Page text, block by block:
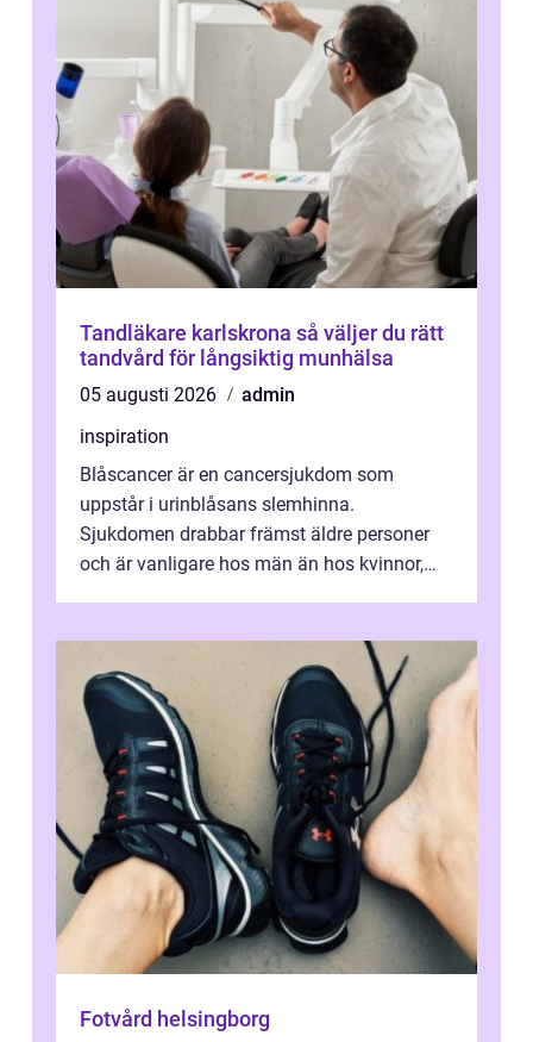
Tandläkare karlskrona så väljer du rätt
tandvård för långsiktig munhälsa
05 augusti 2026
admin
inspiration
Blåscancer är en cancersjukdom som
uppstår i urinblåsans slemhinna.
Sjukdomen drabbar främst äldre personer
och är vanligare hos män än hos kvinnor,
Fotvård helsingborg